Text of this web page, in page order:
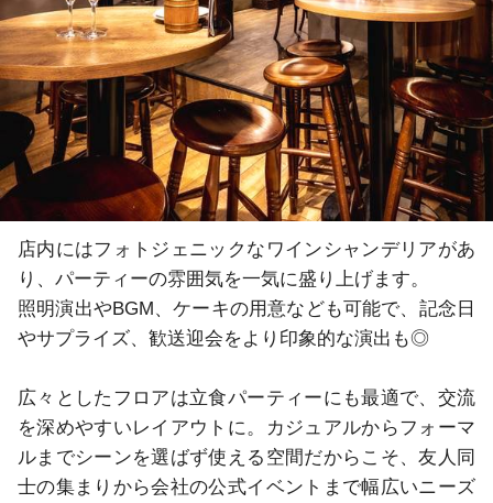
店内にはフォトジェニックなワインシャンデリアがあ
り、パーティーの雰囲気を一気に盛り上げます。
照明演出やBGM、ケーキの用意なども可能で、記念日
やサプライズ、歓送迎会をより印象的な演出も◎
広々としたフロアは立食パーティーにも最適で、交流
を深めやすいレイアウトに。カジュアルからフォーマ
ルまでシーンを選ばず使える空間だからこそ、友人同
士の集まりから会社の公式イベントまで幅広いニーズ